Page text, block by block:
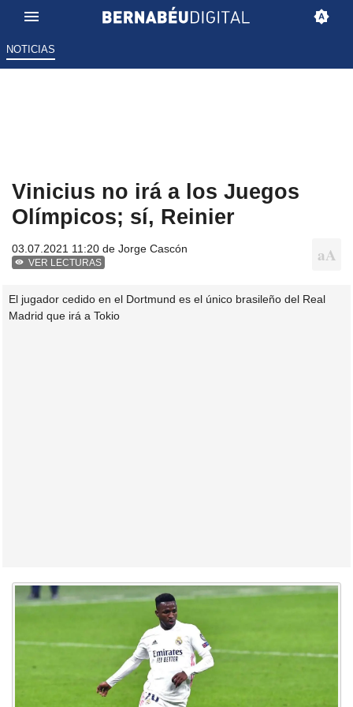
NOTICIAS
Vinicius no irá a los Juegos
Olímpicos; sí, Reinier
03.07.2021 11:20 de Jorge Cascón
VER LECTURAS
El jugador cedido en el Dortmund es el único brasileño del Real
Madrid que irá a Tokio